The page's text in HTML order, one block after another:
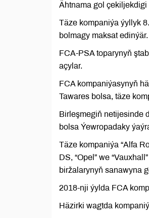
Ähtnama gol çekiljekdigi
Täze kompaniýa ýyllyk
bolmagy maksat edinýär.
FCA-PSA toparynyň
açylar.
FCA kompaniýasynyň
Tawares bolsa, täze
Birleşmegiň netijesinde
bolsa Ýewropadaky
Täze kompaniýa “Alfa
DS, “Opel” we
biržalarynyň sanawyna
2018-nji ýylda FCA
Häzirki wagtda